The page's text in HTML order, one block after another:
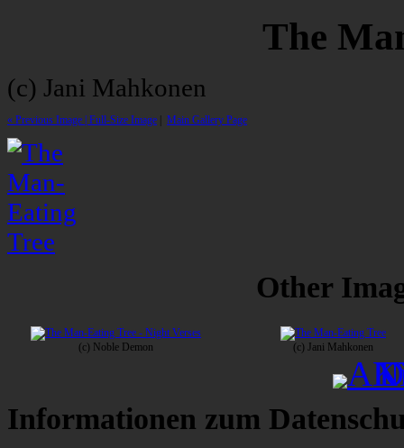
The
(c) Jani Mahkonen
« Previous Image | Full-Size Image Main Gallery Page
Other
(c) Noble Demon (c) Jani Mahkonen
Informationen zum